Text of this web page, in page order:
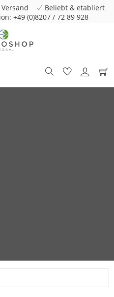
Beliebt & etabliert
+49 (0)8207 / 72 89 928